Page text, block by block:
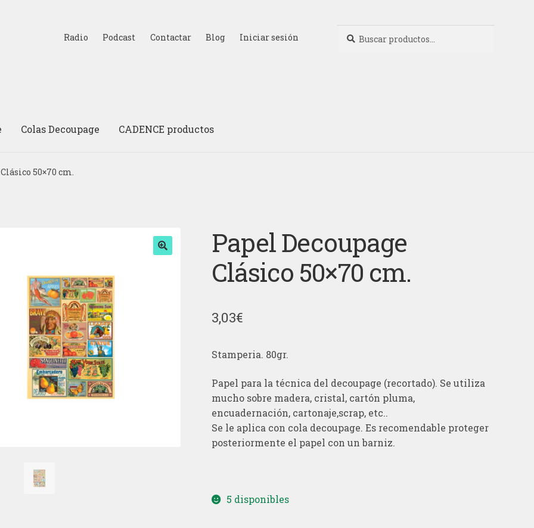
Radio Podcast Contactar Blog Iniciar sesión
por:
Colas Decoupage CADENCE productos
50×70 cm.
Papel Decoupage
Clásico 50×70 cm.
3,03€
Stamperia. 80gr.
Papel para la técnica del decoupage (recortado). Se utiliza
mucho sobre madera, cristal, cartón pluma,
encuadernación, cartonaje,scrap, etc..
Se le aplica con cola decoupage. Es recomendable proteger
posteriormente el papel con un barniz.
5 disponibles